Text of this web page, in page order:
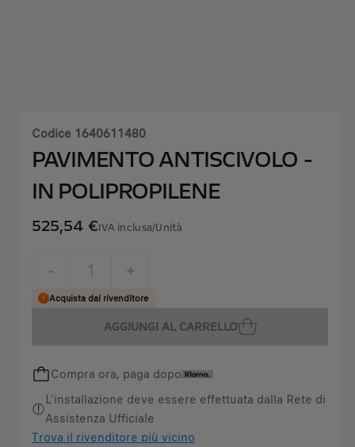
Codice 1640611480
PAVIMENTO ANTISCIVOLO -
IN POLIPROPILENE
525,54 €
5
2
5
,
IVA inclusa/Unità
-
+
Q
t
t
y
Acquista dal rivenditore
AGGIUNGI AL CARRELLO
Compra ora, paga dopo
L'installazione deve essere effettuata dalla Rete di
Assistenza Ufficiale
Trova il rivenditore più vicino